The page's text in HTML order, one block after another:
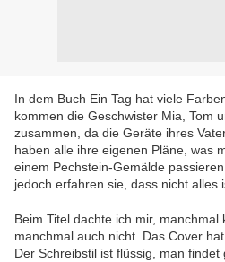
In dem Buch Ein Tag hat viele
kommen die Geschwister Mia, Tom
zusammen, da die Geräte ihres
haben alle ihre eigenen Pläne, was
einem Pechstein-Gemälde
jedoch erfahren sie, dass nicht alles
Beim Titel dachte ich mir, manchmal
manchmal auch nicht. Das Cover
Der Schreibstil ist flüssig, man findet